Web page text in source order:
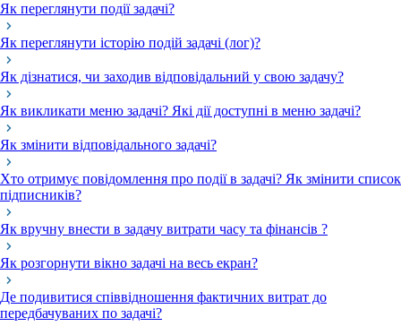
Як переглянути події задачі?
Як переглянути історію подій задачі (лог)?
Як дізнатися, чи заходив відповідальний у свою задачу?
Як викликати меню задачі? Які дії доступні в меню задачі?
Як змінити відповідального задачі?
Хто отримує повідомлення про події в задачі? Як змінити список
підписників?
Як вручну внести в задачу витрати часу та фінансів ?
Як розгорнути вікно задачі на весь екран?
Де подивитися співвідношення фактичних витрат до
передбачуваних по задачі?